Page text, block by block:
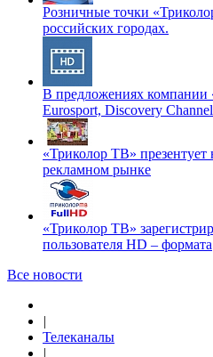
Розничные точки
российских городах.
В предложениях компании
Eurosport, Discovery
«Триколор ТВ»
рекламном рынке
«Триколор ТВ»
пользователя HD – формата
Все новости
|
Телеканалы
|